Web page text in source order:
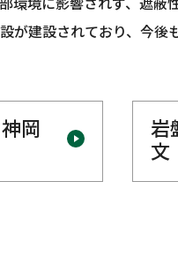
建設されており、今
岡
岩
文